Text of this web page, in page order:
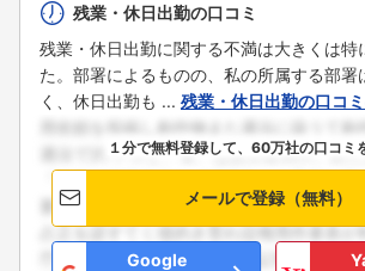
残業・休日出勤の口コミ
残業・休日出勤に関する不満は大きくは特
た。部署によるものの、私の所属する部署
く、休日出勤も ... 残業・休日出勤の口コ
１分で無料登録して、60万社の口コミ
メールで登録（無料）
Google